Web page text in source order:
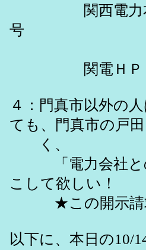
関西電力本店
号
電話番号
関電Ｈ
４：門真市以外の
ても、門真市の戸
く、
「電力会社との
こして欲しい！
★この開示請求
以下に、本日の10/